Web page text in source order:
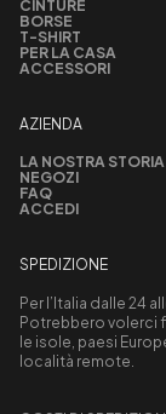
CINTURE
BORSE
T-SHIRT
PER LA CASA
ACCESSORI
AZIENDA
LA NOSTRA STORIA
NEGOZI
FAQ
ACCEDI
SPEDIZIONE
Per l’Italia dalle 24
Potrebbero volerci
le isole, paesi
località remote.